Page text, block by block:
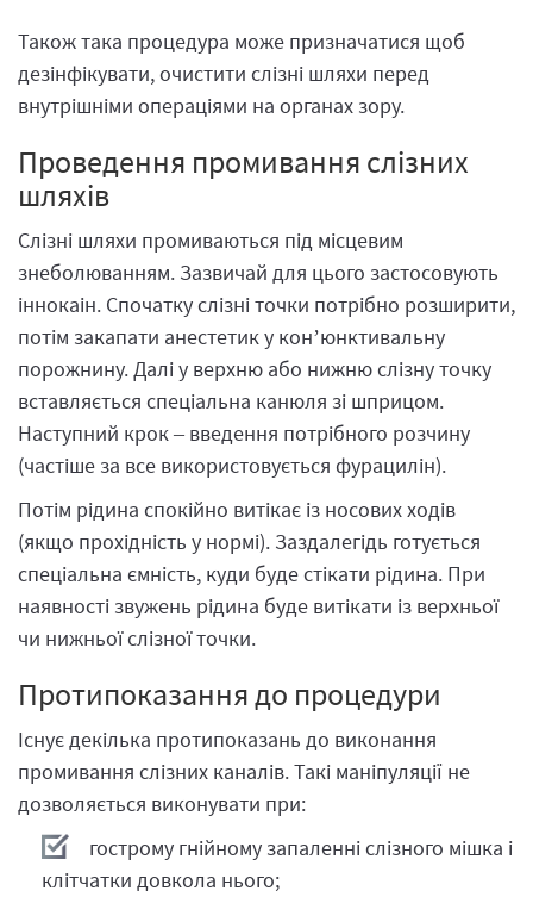
Також така процедура може призначатися щоб
дезінфікувати, очистити слізні шляхи перед
внутрішніми операціями на органах зору.
Проведення промивання слізних
шляхів
Слізні шляхи промиваються під місцевим
знеболюванням. Зазвичай для цього застосовують
іннокаін. Спочатку слізні точки потрібно розширити,
потім закапати анестетик у кон’юнктивальну
порожнину. Далі у верхню або нижню слізну точку
вставляється спеціальна канюля зі шприцом.
Наступний крок – введення потрібного розчину
(частіше за все використовується фурацилін).
Потім рідина спокійно витікає із носових ходів
(якщо прохідність у нормі). Заздалегідь готується
спеціальна ємність, куди буде стікати рідина. При
наявності звужень рідина буде витікати із верхньої
чи нижньої слізної точки.
Протипоказання до процедури
Існує декілька протипоказань до виконання
промивання слізних каналів. Такі маніпуляції не
дозволяється виконувати при:
гострому гнійному запаленні слізного мішка і
клітчатки довкола нього;